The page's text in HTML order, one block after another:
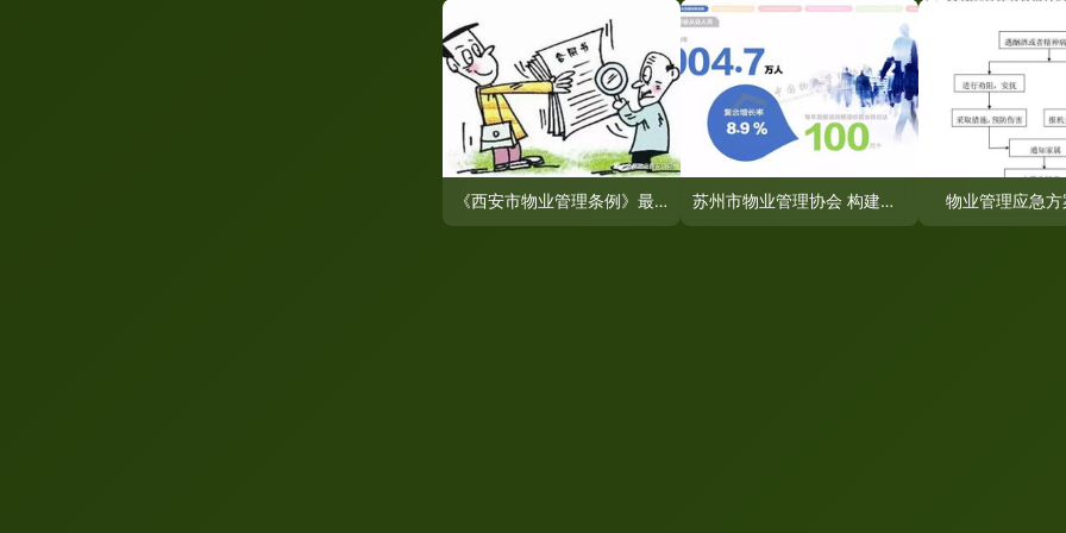
《西安市物业管理条例》最新版解读 业主、物业与社区的权责新篇 苏州市物业管理协会 构建和谐社区的守护者 物业管理应急